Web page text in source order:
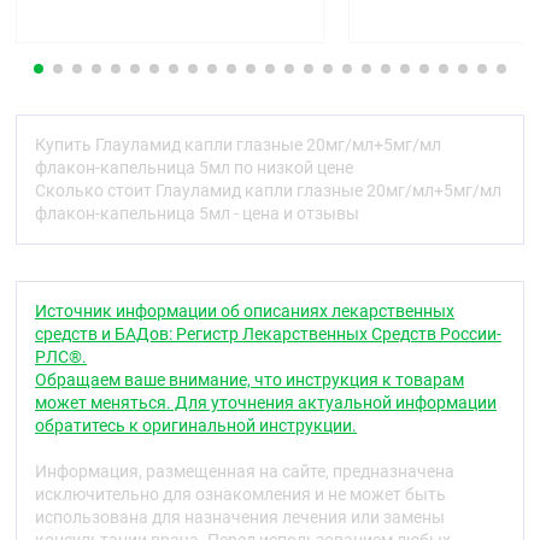
дорзоламид и тимолол, каждый из которых
уменьшает повышенное внутриглазное давление
за счёт снижения секреции внутриглазной
жидкости. Совместное действие этих веществ в
составе комбинированного препарата приводит к
давления.
Дорзоламидявляется селективным ингибитором
карбоангидразы II типа. Ингибирование
карбоангидразы цилиарного тела приводит к
снижению секреции внутриглазной жидкости,
предположительно за счёт уменьшения
очередь приводит к замедлению транспорта
натрия и жидкости.
Тимололявляется неселективным бета-
Купить Глауламид капли глазные 20мг/мл+5мг/мл
флакон-капельница 5мл по низкой цене
Сколько стоит Глауламид капли глазные 20мг/мл+5мг/мл
флакон-капельница 5мл - цена и отзывы
Источник информации об описаниях лекарственных
средств и БАДов: Регистр Лекарственных Средств России-
РЛС®.
Обращаем ваше внимание, что инструкция к товарам
может меняться. Для уточнения актуальной информации
обратитесь к оригинальной инструкции.
Информация, размещенная на сайте, предназначена
исключительно для ознакомления и не может быть
использована для назначения лечения или замены